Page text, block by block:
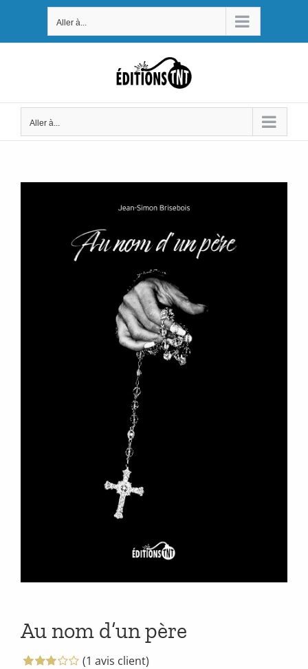
contenu
Aller à...
Aller à...
Au nom d’un père
(1 avis client)